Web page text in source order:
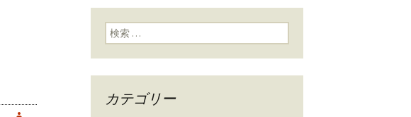
検索:
カテゴリー